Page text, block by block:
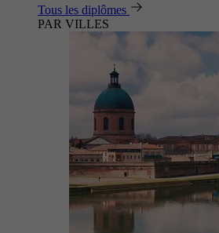
Tous les diplômes
PAR VILLES